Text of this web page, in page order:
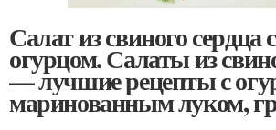
Салат из свиного сердца
огурцом. Салаты из
— лучшие рецепты с
маринованным луком,